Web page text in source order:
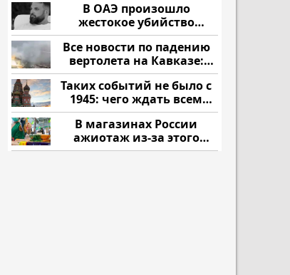
В ОАЭ произошло
жестокое убийство
криптомиллионера
Все новости по падению
вертолета на Кавказе:
читать здесь
Таких событий не было с
1945: чего ждать всем
нам?
В магазинах России
ажиотаж из-за этого
продукта: что купить?